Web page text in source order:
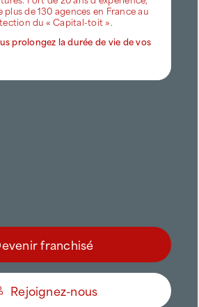
plus de 130 agences en France au
du « Capital-toit ».
prolongez la durée de vie de vos
franchisé
Rejoignez-nous